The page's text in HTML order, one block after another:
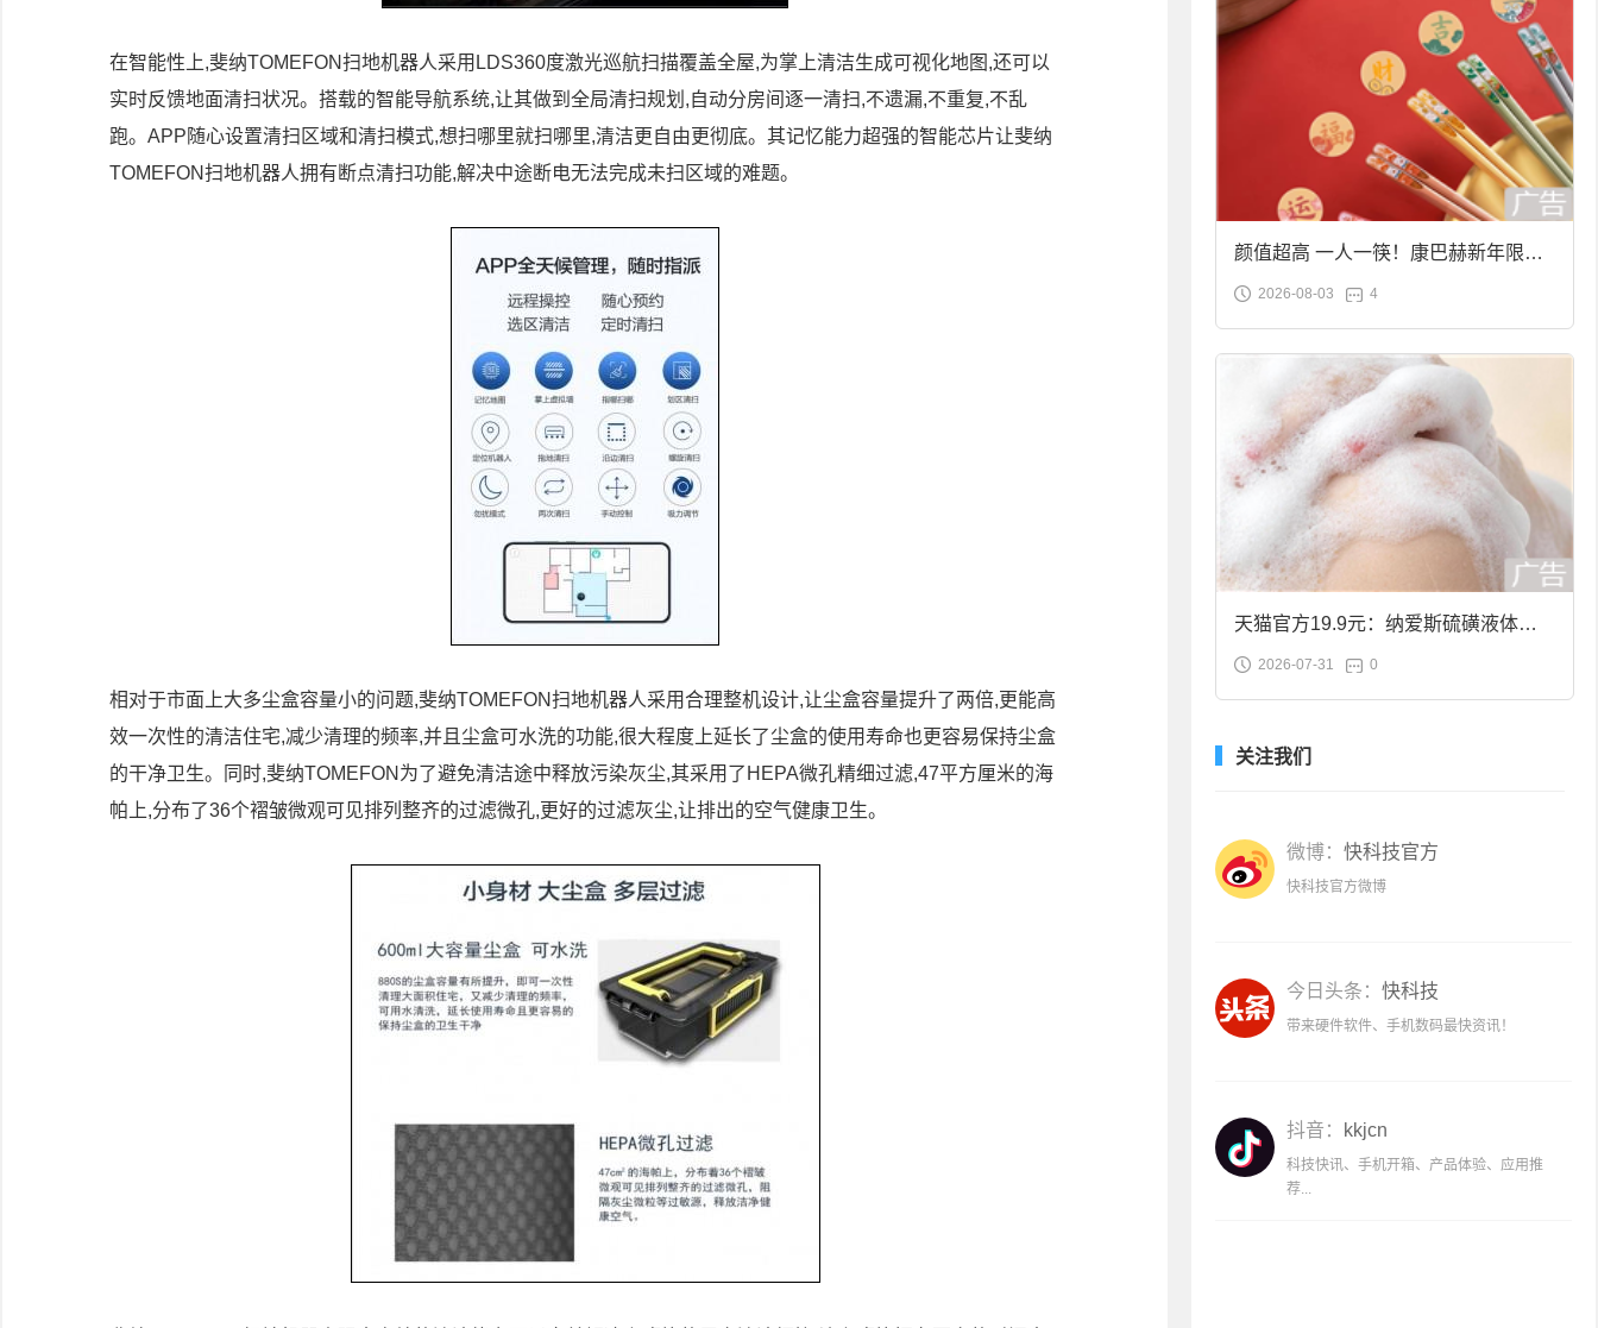
在智能性上,斐纳TOMEFON扫地机器人采用LDS360度激光巡航扫描覆盖全屋,为掌上清洁生成可视化地图,还可以
实时反馈地面清扫状况。搭载的智能导航系统,让其做到全局清扫规划,自动分房间逐一清扫,不遗漏,不重复,不乱
跑。APP随心设置清扫区域和清扫模式,想扫哪里就扫哪里,清洁更自由更彻底。其记忆能力超强的智能芯片让斐纳
TOMEFON扫地机器人拥有断点清扫功能,解决中途断电无法完成未扫区域的难题。
相对于市面上大多尘盒容量小的问题,斐纳TOMEFON扫地机器人采用合理整机设计,让尘盒容量提升了两倍,更能高
效一次性的清洁住宅,减少清理的频率,并且尘盒可水洗的功能,很大程度上延长了尘盒的使用寿命也更容易保持尘盒
的干净卫生。同时,斐纳TOMEFON为了避免清洁途中释放污染灰尘,其采用了HEPA微孔精细过滤,47平方厘米的海
帕上,分布了36个褶皱微观可见排列整齐的过滤微孔,更好的过滤灰尘,让排出的空气健康卫生。
颜值超高 一人一筷！康巴赫新年限定
合金筷子大促：19.9元
2026-08-03 4
天猫官方19.9元：纳爱斯硫磺液体香
皂2斤大促
2026-07-31 0
关注我们
微博： 快科技官方
快科技官方微博
今日头条： 快科技
带来硬件软件、手机数码最快资讯！
抖音： kkjcn
科技快讯、手机开箱、产品体验、应用推
荐...